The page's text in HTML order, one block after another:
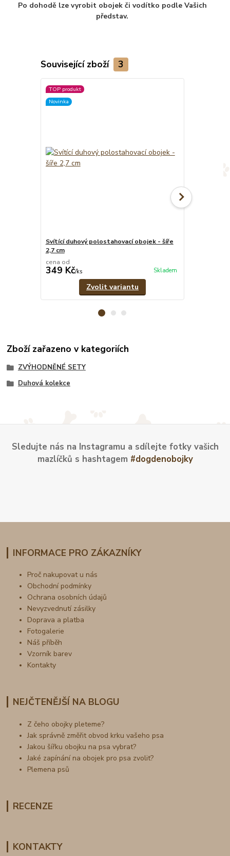
Po dohodě lze vyrobit obojek či vodítko podle Vašich
představ.
Související zboží 3
TOP produkt
Novinka
Svítící duhový polostahovací obojek - šíře
2,7 cm
cena od
349 Kč/ks Skladem
Zvolit variantu
Zboží zařazeno v kategoriích
ZVÝHODNĚNÉ SETY
Duhová kolekce
Sledujte nás na Instagramu a sdílejte fotky vašich
mazlíčků s hashtagem #dogdenobojky
INFORMACE PRO ZÁKAZNÍKY
Proč nakupovat u nás
Obchodní podmínky
Ochrana osobních údajů
Nevyzvednutí zásilky
Doprava a platba
Fotogalerie
Náš příběh
Vzorník barev
Kontakty
NEJČTENĚJŠÍ NA BLOGU
Z čeho obojky pleteme?
Jak správně změřit obvod krku vašeho psa
Jakou šířku obojku na psa vybrat?
Jaké zapínání na obojek pro psa zvolit?
Plemena psů
RECENZE
KONTAKTY